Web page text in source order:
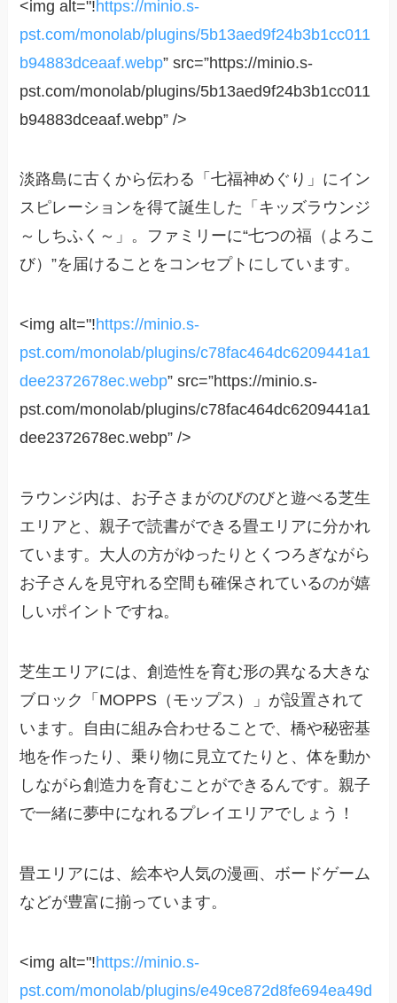
<img alt="!https://minio.s-
pst.com/monolab/plugins/5b13aed9f24b3b1cc011
b94883dceaaf.webp” src=”https://minio.s-
pst.com/monolab/plugins/5b13aed9f24b3b1cc011
b94883dceaaf.webp” />
淡路島に古くから伝わる「七福神めぐり」にイン
スピレーションを得て誕生した「キッズラウンジ
～しちふく～」。ファミリーに“七つの福（よろこ
び）”を届けることをコンセプトにしています。
<img alt="!https://minio.s-
pst.com/monolab/plugins/c78fac464dc6209441a1
dee2372678ec.webp” src=”https://minio.s-
pst.com/monolab/plugins/c78fac464dc6209441a1
dee2372678ec.webp” />
ラウンジ内は、お子さまがのびのびと遊べる芝生
エリアと、親子で読書ができる畳エリアに分かれ
ています。大人の方がゆったりとくつろぎながら
お子さんを見守れる空間も確保されているのが嬉
しいポイントですね。
芝生エリアには、創造性を育む形の異なる大きな
ブロック「MOPPS（モップス）」が設置されて
います。自由に組み合わせることで、橋や秘密基
地を作ったり、乗り物に見立てたりと、体を動か
しながら創造力を育むことができるんです。親子
で一緒に夢中になれるプレイエリアでしょう！
畳エリアには、絵本や人気の漫画、ボードゲーム
などが豊富に揃っています。
<img alt="!https://minio.s-
pst.com/monolab/plugins/e49ce872d8fe694ea49d